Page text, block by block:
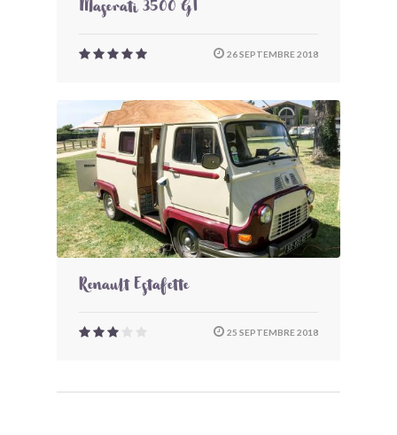
Maserati 3500 GT
26 SEPTEMBRE 2018
Renault Estafette
25 SEPTEMBRE 2018